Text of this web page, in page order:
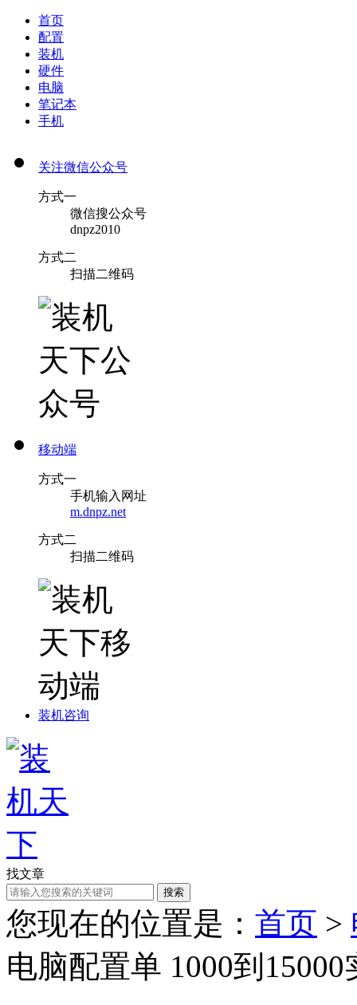
首页
配置
装机
硬件
电脑
笔记本
手机
关注微信公众号
方式一
微信搜公众号
dnpz2010
方式二
扫描二维码
移动端
方式一
手机输入网址
m.dnpz.net
方式二
扫描二维码
装机咨询
找文章
搜索
您现在的位置是： 首页 >
电脑配置单 1000到